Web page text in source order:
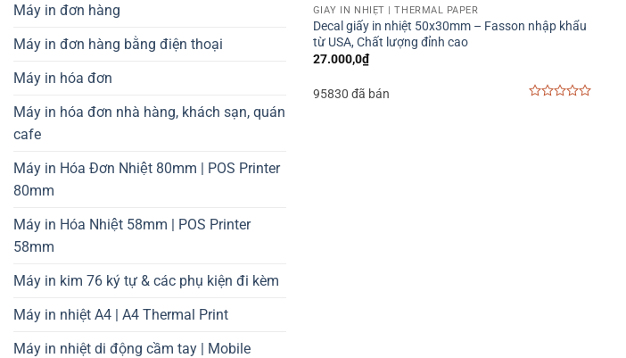
Máy in đơn hàng
Máy in đơn hàng bằng điện thoại
Máy in hóa đơn
Máy in hóa đơn nhà hàng, khách sạn, quán
cafe
Máy in Hóa Đơn Nhiệt 80mm | POS Printer
80mm
Máy in Hóa Nhiệt 58mm | POS Printer
58mm
Máy in kim 76 ký tự & các phụ kiện đi kèm
Máy in nhiệt A4 | A4 Thermal Print
Máy in nhiệt di động cầm tay | Mobile
GIẤY IN NHIỆT | THERMAL PAPER
Decal giấy in nhiệt 50x30mm – Fasson nhập khẩu
từ USA, Chất lượng đỉnh cao
27.000,0₫
95830 đã bán